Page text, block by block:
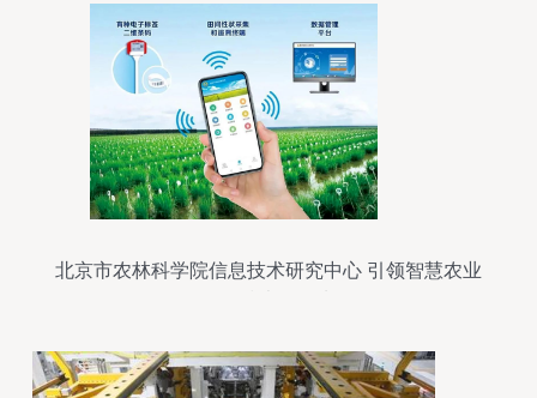
北京市农林科学院信息技术研究中心 引领智慧农业